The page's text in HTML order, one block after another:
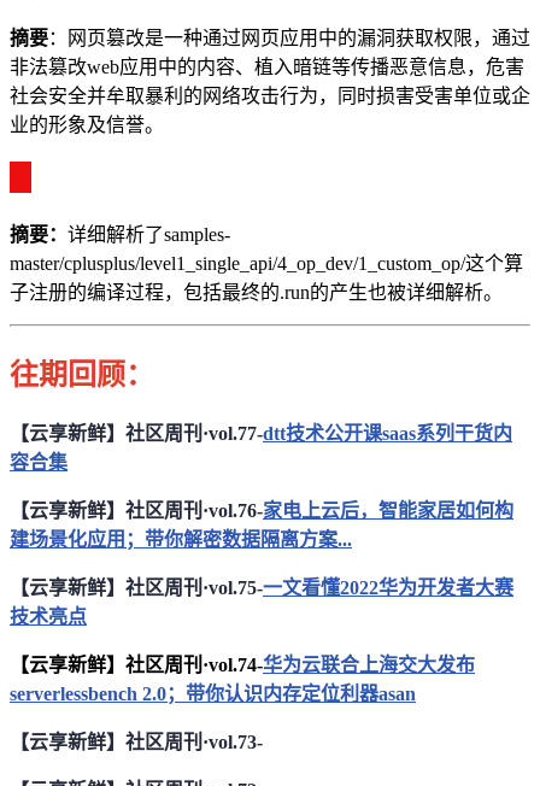
摘要：
网页篡改是一种通过网页应用中的漏洞获取权限，通过
非法篡改web应用中的内容、植入暗链等传播恶意信息，危害
社会安全并牟取暴利的网络攻击行为，同时损害受害单位或企
业的形象及信誉。
摘要： 详细解析了samples-
master/cplusplus/level1_single_api/4_op_dev/1_custom_op/这个算
子注册的编译过程，包括最终的.run的产生也被详细解析。
往期回顾：
【云享新鲜】社区周刊·vol.77-dtt技术公开课saas系列干货内
容合集
【云享新鲜】社区周刊·vol.76-家电上云后，智能家居如何构
建场景化应用；带你解密数据隔离方案...
【云享新鲜】社区周刊·vol.75-一文看懂2022华为开发者大赛
技术亮点
【云享新鲜】社区周刊·vol.74-华为云联合上海交大发布
serverlessbench 2.0；带你认识内存定位利器asan
【云享新鲜】社区周刊·vol.73-